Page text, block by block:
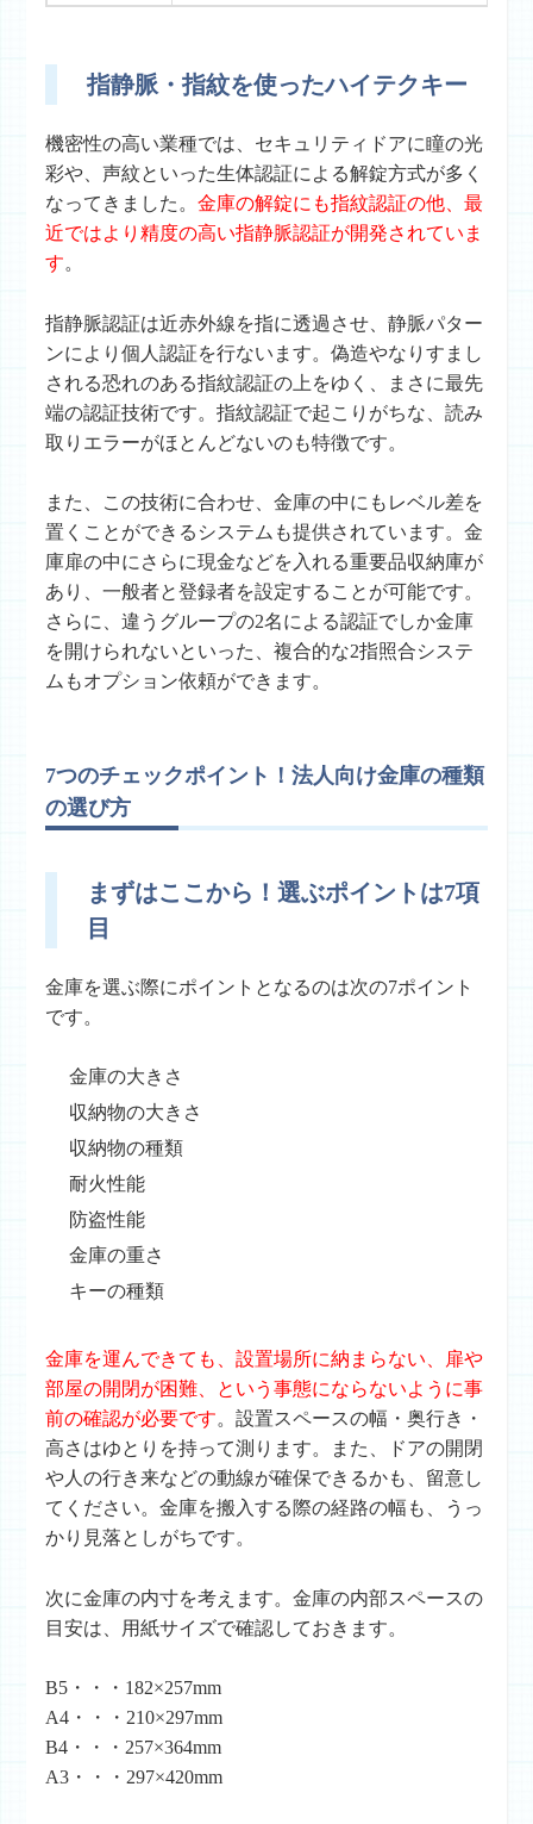
指静脈・指紋を使ったハイテクキー
機密性の高い業種では、セキュリティドアに瞳の光
彩や、声紋といった生体認証による解錠方式が多く
なってきました。金庫の解錠にも指紋認証の他、最
近ではより精度の高い指静脈認証が開発されていま
す。
指静脈認証は近赤外線を指に透過させ、静脈パター
ンにより個人認証を行ないます。偽造やなりすまし
される恐れのある指紋認証の上をゆく、まさに最先
端の認証技術です。指紋認証で起こりがちな、読み
取りエラーがほとんどないのも特徴です。
また、この技術に合わせ、金庫の中にもレベル差を
置くことができるシステムも提供されています。金
庫扉の中にさらに現金などを入れる重要品収納庫が
あり、一般者と登録者を設定することが可能です。
さらに、違うグループの2名による認証でしか金庫
を開けられないといった、複合的な2指照合システ
ムもオプション依頼ができます。
7つのチェックポイント！法人向け金庫の種類
の選び方
まずはここから！選ぶポイントは7項
目
金庫を選ぶ際にポイントとなるのは次の7ポイント
です。
金庫の大きさ
収納物の大きさ
収納物の種類
耐火性能
防盗性能
金庫の重さ
キーの種類
金庫を運んできても、設置場所に納まらない、扉や
部屋の開閉が困難、という事態にならないように事
前の確認が必要です。設置スペースの幅・奥行き・
高さはゆとりを持って測ります。また、ドアの開閉
や人の行き来などの動線が確保できるかも、留意し
てください。金庫を搬入する際の経路の幅も、うっ
かり見落としがちです。
次に金庫の内寸を考えます。金庫の内部スペースの
目安は、用紙サイズで確認しておきます。
B5・・・182×257mm
A4・・・210×297mm
B4・・・257×364mm
A3・・・297×420mm